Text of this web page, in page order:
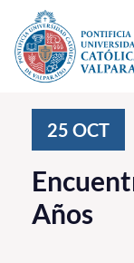
Click acá para ir
Investigación,
PUCV
Vinculación con
25 OCT
Años